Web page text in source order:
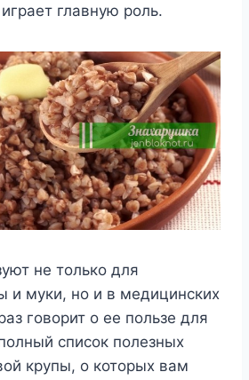
играет главную роль.
не только для
и муки, но и в медицинских
говорит о ее пользе для
список полезных
крупы, о которых вам